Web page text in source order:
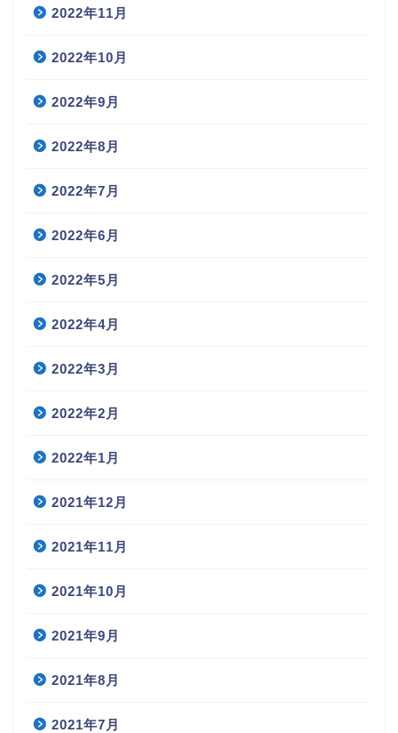
2022年11月
2022年10月
2022年9月
2022年8月
2022年7月
2022年6月
2022年5月
2022年4月
2022年3月
2022年2月
2022年1月
2021年12月
2021年11月
2021年10月
2021年9月
2021年8月
2021年7月